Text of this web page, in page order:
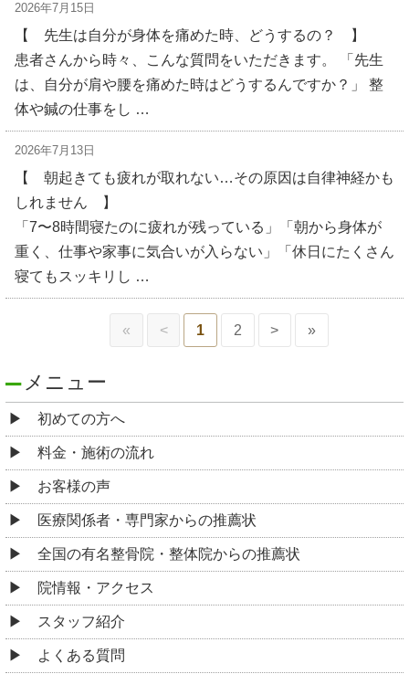
2026年7月15日
【 先生は自分が身体を痛めた時、どうするの？ 】
患者さんから時々、こんな質問をいただきます。 「先生
は、自分が肩や腰を痛めた時はどうするんですか？」 整
体や鍼の仕事をし …
2026年7月13日
【 朝起きても疲れが取れない…その原因は自律神経かも
しれません 】
「7〜8時間寝たのに疲れが残っている」「朝から身体が
重く、仕事や家事に気合いが入らない」「休日にたくさん
寝てもスッキリし …
« < 1 2 > »
メニュー
初めての方へ
料金・施術の流れ
お客様の声
医療関係者・専門家からの推薦状
全国の有名整骨院・整体院からの推薦状
院情報・アクセス
スタッフ紹介
よくある質問